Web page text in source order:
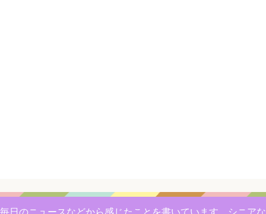
毎日のニュースなどから感じたことを書いています。シニアな